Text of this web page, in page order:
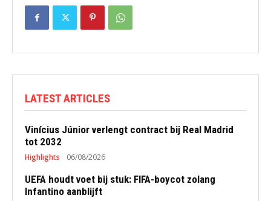
LATEST ARTICLES
Vinícius Júnior verlengt contract bij Real Madrid
tot 2032
Highlights 06/08/2026
UEFA houdt voet bij stuk: FIFA-boycot zolang
Infantino aanblijft